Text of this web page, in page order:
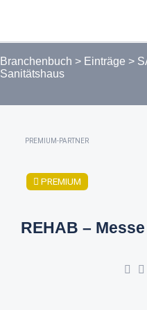
Branchenbuch > Einträge >
Sanitätshaus
PREMIUM-PARTNER
PREMIUM
REHAB –